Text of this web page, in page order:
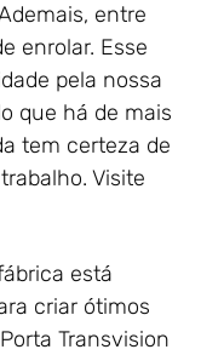
Garagem de
Nova Iguaçu – RJ
Garagem de
Nova Friburgo –
entre
enrolar. Esse
pela nossa
que há de mais
tem certeza de
Visite
está
criar ótimos
Transvision